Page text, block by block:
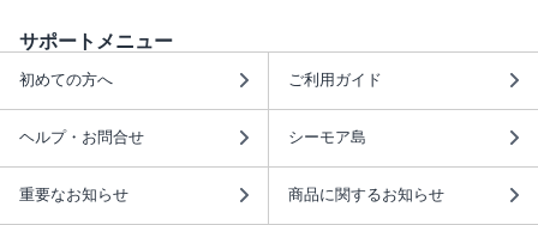
サポートメニュー
初めての方へ ご利用ガイド
ヘルプ・お問合せ シーモア島
重要なお知らせ 商品に関するお知らせ